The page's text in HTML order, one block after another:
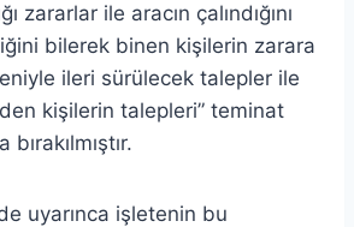
zararlar ile aracın çalındığını
bilerek binen kişilerin zarara
ileri sürülecek talepler ile
kişilerin talepleri” teminat
bırakılmıştır.
uyarınca işletenin bu